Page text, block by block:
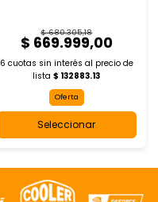
$ 680.305,18
$ 669.999,00
6 cuotas sin interés al precio de
lista$ 132883.13
Oferta
Seleccionar